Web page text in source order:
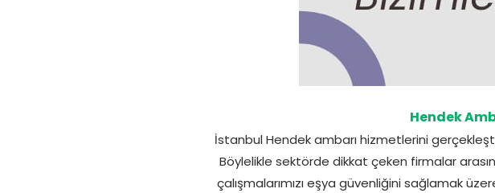
Hendek
İstanbul Hendek ambarı hizmetlerini
Böylelikle sektörde dikkat çeken firmalar
çalışmalarımızı eşya güvenliğini sağlamak